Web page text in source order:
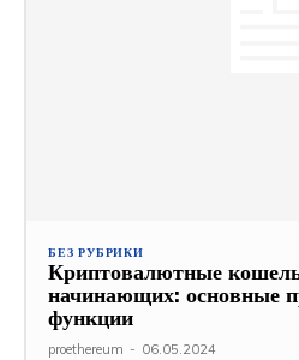
БЕЗ РУБРИКИ
Криптовалютные
начинающих: основные
функции
proethereum - 06.05.2024